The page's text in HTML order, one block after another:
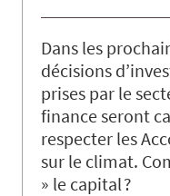
Dans les
décisions
prises par le
finance seront
respecter les
sur le climat.
» le capital ?